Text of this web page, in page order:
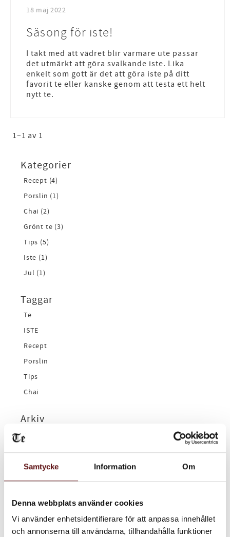
Samtycke Information Om
Denna webbplats använder cookies
Vi använder enhetsidentifierare för att anpassa innehållet
och annonserna till användarna, tillhandahålla funktioner
18 maj 2022
Säsong för iste!
I takt med att vädret blir varmare ute passar
det utmärkt att göra svalkande iste. Lika
enkelt som gott är det att göra iste på ditt
favorit te eller kanske genom att testa ett helt
nytt te.
1–1 av 1
Kategorier
Recept (4)
Porslin (1)
Chai (2)
Grönt te (3)
Tips (5)
Iste (1)
Jul (1)
Taggar
Te
ISTE
Recept
Porslin
Tips
Chai
Arkiv
januari (1)
2025
2024
juli (1)
maj (1)